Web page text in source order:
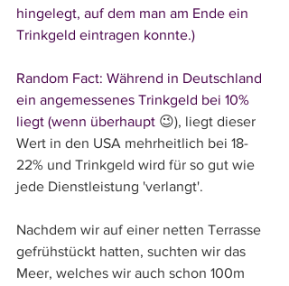
hingelegt, auf dem man am Ende ein
Trinkgeld eintragen konnte.)
Random Fact: Während in Deutschland
ein angemessenes Trinkgeld bei 10%
liegt (wenn überhaupt 😉), liegt dieser
Wert in den USA mehrheitlich bei 18-
22% und Trinkgeld wird für so gut wie
jede Dienstleistung 'verlangt'.
Nachdem wir auf einer netten Terrasse
gefrühstückt hatten, suchten wir das
Meer, welches wir auch schon 100m